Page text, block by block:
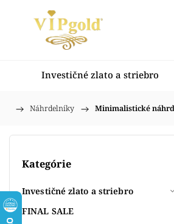
Investičné zlato a striebro
Domov
/ Náhrdelníky / Minimalistické
Kategórie
Investičné zlato a striebro
FINAL SALE